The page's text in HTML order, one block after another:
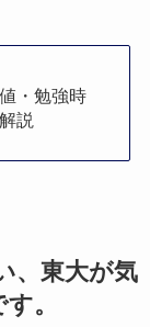
・勉強時
説
、東大が気
。